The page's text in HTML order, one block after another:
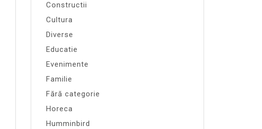
Constructii
Cultura
Diverse
Educatie
Evenimente
Familie
Fără categorie
Horeca
Humminbird